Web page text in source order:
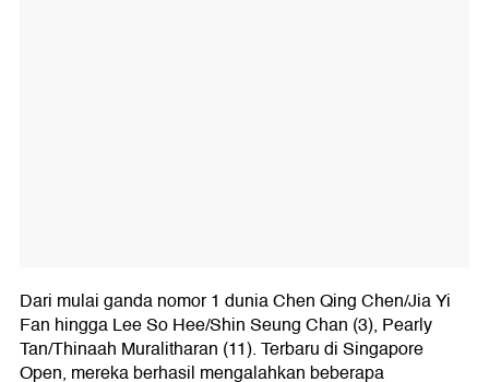
Dari mulai ganda nomor 1 dunia Chen Qing Chen/Jia Yi
Fan hingga Lee So Hee/Shin Seung Chan (3), Pearly
Tan/Thinaah Muralitharan (11). Terbaru di Singapore
Open, mereka berhasil mengalahkan beberapa